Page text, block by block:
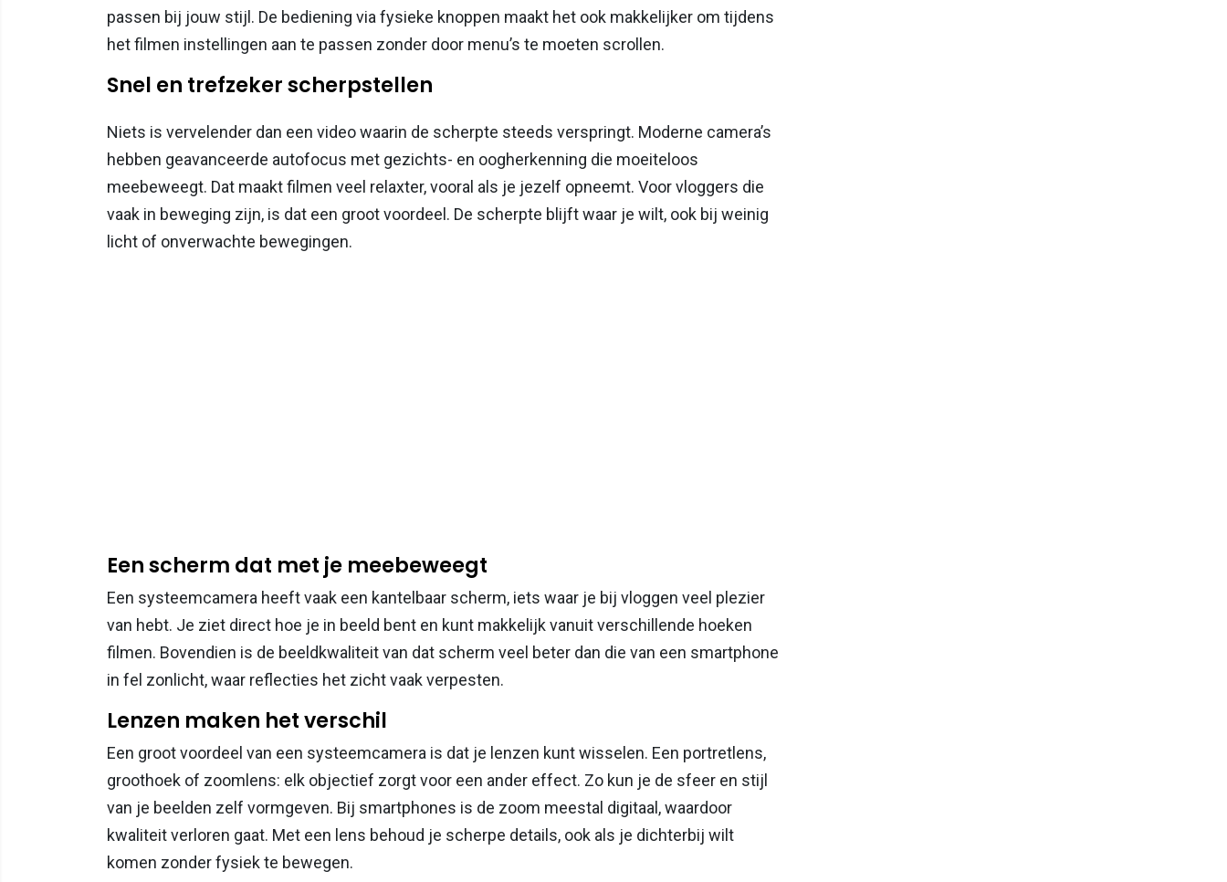
passen bij jouw stijl. De bediening via fysieke knoppen maakt het ook makkelijker om tijdens
het filmen instellingen aan te passen zonder door menu’s te moeten scrollen.
Snel en trefzeker scherpstellen
Niets is vervelender dan een video waarin de scherpte steeds verspringt. Moderne camera’s
hebben geavanceerde autofocus met gezichts- en oogherkenning die moeiteloos
meebeweegt. Dat maakt filmen veel relaxter, vooral als je jezelf opneemt. Voor vloggers die
vaak in beweging zijn, is dat een groot voordeel. De scherpte blijft waar je wilt, ook bij weinig
licht of onverwachte bewegingen.
Een scherm dat met je meebeweegt
Een systeemcamera heeft vaak een kantelbaar scherm, iets waar je bij vloggen veel plezier
van hebt. Je ziet direct hoe je in beeld bent en kunt makkelijk vanuit verschillende hoeken
filmen. Bovendien is de beeldkwaliteit van dat scherm veel beter dan die van een smartphone
in fel zonlicht, waar reflecties het zicht vaak verpesten.
Lenzen maken het verschil
Een groot voordeel van een systeemcamera is dat je lenzen kunt wisselen. Een portretlens,
groothoek of zoomlens: elk objectief zorgt voor een ander effect. Zo kun je de sfeer en stijl
van je beelden zelf vormgeven. Bij smartphones is de zoom meestal digitaal, waardoor
kwaliteit verloren gaat. Met een lens behoud je scherpe details, ook als je dichterbij wilt
komen zonder fysiek te bewegen.